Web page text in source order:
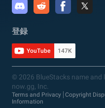
登録
YouTube 147K
© 2026 BlueStacks name
now.gg, Inc.
Terms and Privacy Copyright
Information